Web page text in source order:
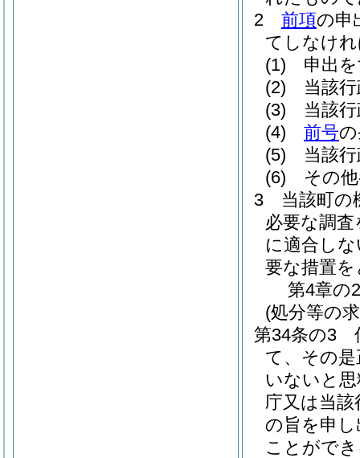
2
前項の申
てしなけ
(1)
申出
(2)
当該
(3)
当該
(4)
前号
(5)
当該
(6)
その
3
当該町の
必要な調
に適合し
要な措置
第4章の2
(処分等の
第34条の3
て、その
いないと
庁又は当
の旨を申
ことがで